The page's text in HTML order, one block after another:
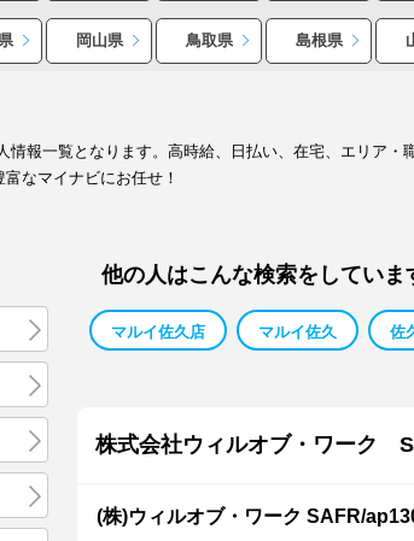
岡山県 鳥取県 島根県
情報一覧となります。高時給、日払い、在宅、エリア
なマイナビにお任せ！
他の人はこんな検索をしていま
マルイ佐久店 マルイ佐久 佐
株式会社ウィルオブ・ワーク
(株)ウィルオブ・ワーク SAFR/